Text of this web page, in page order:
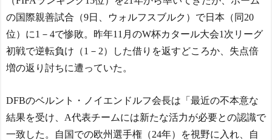
の国際親善試合（9日、ウォルフスブルク）で日本（同20
位）に1－4で惨敗。昨年11月のW杯カタール大会1次リーグ
初戦で逆転負け（1－2）した借りを返すどころか、失点倍
増の返り討ちに遭っていた。
DFBのベルント・ノイエンドルフ会長は「最近の不本意な
結果を受け、A代表チームには新たな活力が必要との認識で
一致した。自国での欧州選手権（24年）を視野に入れ、自